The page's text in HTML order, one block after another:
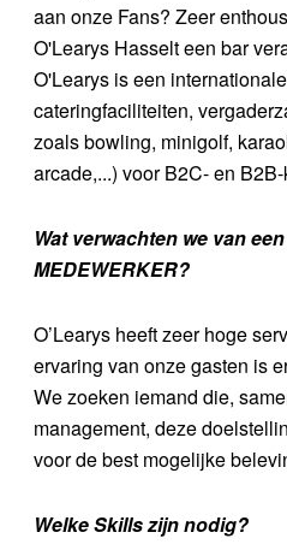
aan onze Fans? Zeer
O'Learys Hasselt een bar
O'Learys is een
cateringfaciliteiten,
zoals bowling, minigolf,
arcade,...) voor B2C- en
Wat verwachten we van
MEDEWERKER?
O’Learys heeft zeer hoge
ervaring van onze gasten is
We zoeken iemand die,
management, deze
voor de best mogelijke
Welke Skills zijn nodig?